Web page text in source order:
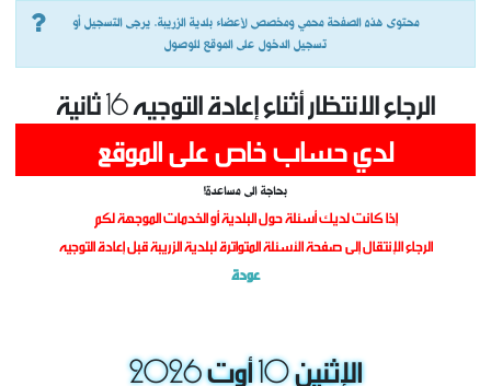
التسجيل
نسيت كلمة المرور
محتوى هذه الصفحة محمي ومخصص لأعضاء بلدية الزريبة. يرجى التسجيل أو
تسجيل الدخول على الموقع للوصول
الرجاء الانتظار أثناء إعادة التوجيه16ثانية
لدي حساب خاص على الموقع
!بحاجة الى مساعدة
إذا كانت لديك أسئلة حول البلدية أو الخدمات الموجهة لكم
الرجاء الإنتقال إلى صفحة الأسئلة المتواترة لبلدية الزريبة قبل إعادة التوجيه
عودة
الإثنين 10 أوت 2026